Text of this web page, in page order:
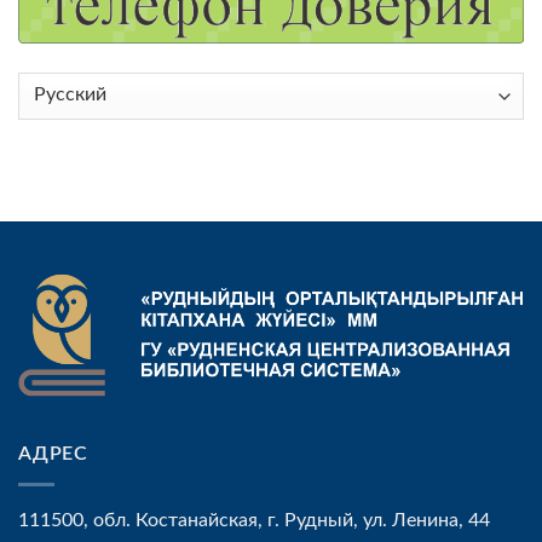
Выбрать
АДРЕС
111500, обл. Костанайская, г. Рудный, ул. Ленина, 44